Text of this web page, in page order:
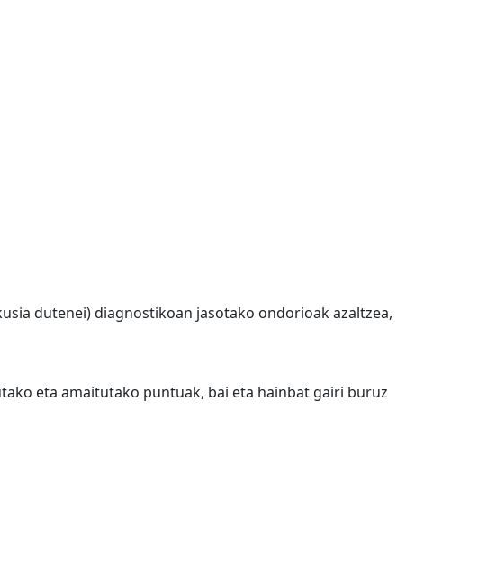
dutenei) diagnostikoan jasotako ondorioak azaltzea,
eta amaitutako puntuak, bai eta hainbat gairi buruz